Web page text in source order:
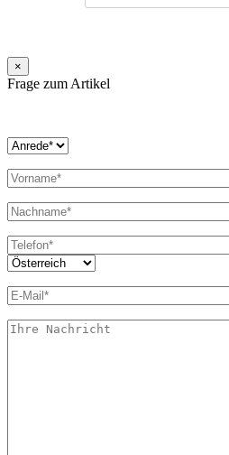
×
Frage zum Artikel